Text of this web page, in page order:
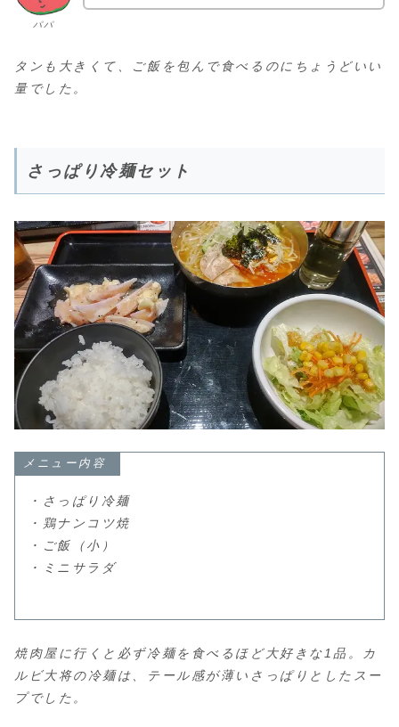
パパ
タンも大きくて、ご飯を包んで食べるのにちょうどいい
量でした。
さっぱり冷麺セット
メニュー内容
・さっぱり冷麺
・鶏ナンコツ焼
・ご飯（小）
・ミニサラダ
焼肉屋に行くと必ず冷麺を食べるほど大好きな1品。カ
ルビ大将の冷麺は、テール感が薄いさっぱりとしたスー
プでした。